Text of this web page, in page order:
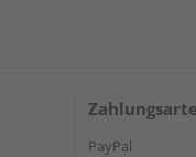
PayPal